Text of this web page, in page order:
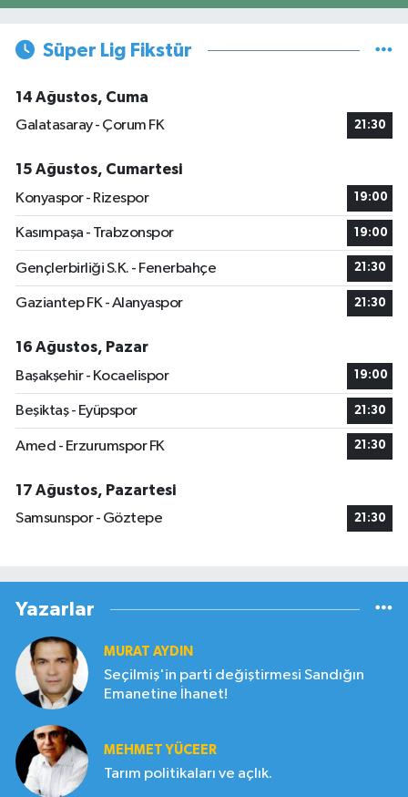
Süper Lig Fikstür
14 Ağustos, Cuma
Galatasaray - Çorum FK
21:30
15 Ağustos, Cumartesi
Konyaspor - Rizespor
19:00
Kasımpaşa - Trabzonspor 19:00
Gençlerbirliği S.K. - Fenerbahçe 21:30
Gaziantep FK - Alanyaspor 21:30
16 Ağustos, Pazar
Başakşehir - Kocaelispor
19:00
Beşiktaş - Eyüpspor 21:30
Amed - Erzurumspor FK 21:30
17 Ağustos, Pazartesi
Samsunspor - Göztepe
21:30
Yazarlar
MURAT AYDIN
Seçilmiş'in parti değiştirmesi Sandığın
Emanetine İhanet!
MEHMET YÜCEER
Tarım politikaları ve açlık.